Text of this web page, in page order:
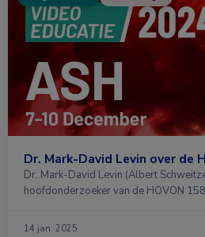
Dr. Mark-David Levin over de
Dr. Mark-David Levin (Albert
hoofdonderzoeker van de HOVON
14 jan. 2025